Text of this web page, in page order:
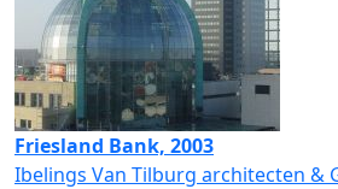
Friesland Bank, 2003
Ibelings Van Tilburg architecten &